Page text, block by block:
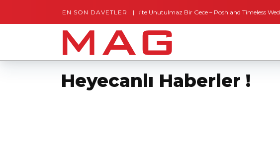
EN SON DAVETLER
Gaziantep’te Unutulmaz Bir Gece – Posh and Timeless Weddings
Heyecanlı Haberler !